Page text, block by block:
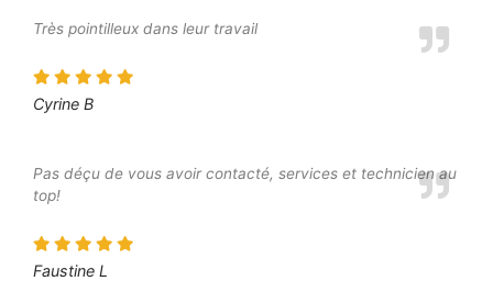
Très pointilleux dans leur travail
Cyrine B
Pas déçu de vous avoir contacté, services et technicien au
top!
Faustine L